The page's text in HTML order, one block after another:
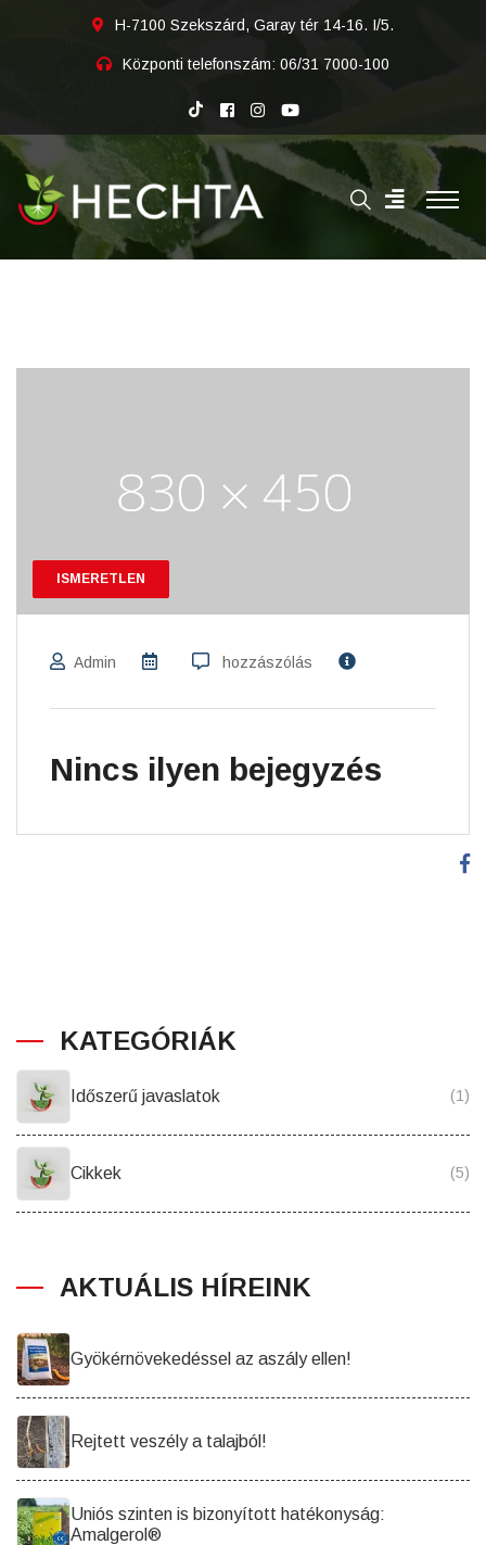
H-7100 Szekszárd, Garay tér 14-16. I/5.
Központi telefonszám: 06/31 7000-100
ISMERETLEN
Admin hozzászólás
Nincs ilyen bejegyzés
KATEGÓRIÁK
Időszerű javaslatok (1)
Cikkek (5)
AKTUÁLIS HÍREINK
Gyökérnövekedéssel az aszály ellen!
Rejtett veszély a talajból!
Uniós szinten is bizonyított hatékonyság:
Amalgerol®